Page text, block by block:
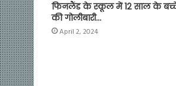
फिनलैंड के स्कूल में 12 साल के
की गोलीबारी…
April 2, 2024